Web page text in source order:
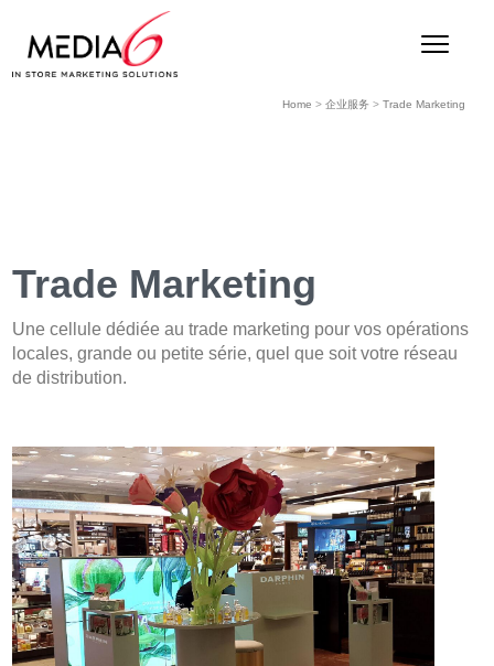
Home > 企业服务 > Trade Marketing
Trade Marketing
Une cellule dédiée au trade marketing pour vos opérations
locales, grande ou petite série, quel que soit votre réseau
de distribution.